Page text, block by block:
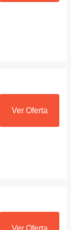
Ver Oferta
Ver Oferta